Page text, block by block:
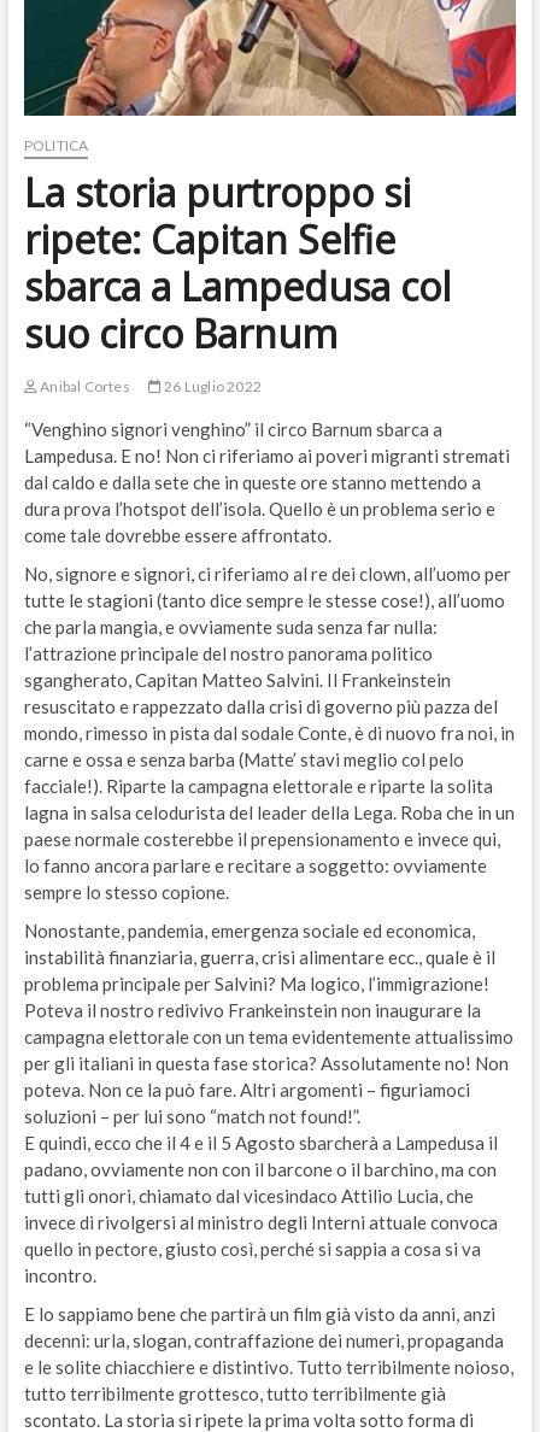
POLITICA
La storia purtroppo si
ripete: Capitan Selfie
sbarca a Lampedusa col
suo circo Barnum
Anibal Cortes 26 Luglio 2022
“Venghino signori venghino” il circo Barnum sbarca a
Lampedusa. E no! Non ci riferiamo ai poveri migranti stremati
dal caldo e dalla sete che in queste ore stanno mettendo a
dura prova l’hotspot dell’isola. Quello è un problema serio e
come tale dovrebbe essere affrontato.
No, signore e signori, ci riferiamo al re dei clown, all’uomo per
tutte le stagioni (tanto dice sempre le stesse cose!), all’uomo
che parla mangia, e ovviamente suda senza far nulla:
l’attrazione principale del nostro panorama politico
sgangherato, Capitan Matteo Salvini. Il Frankeinstein
resuscitato e rappezzato dalla crisi di governo più pazza del
mondo, rimesso in pista dal sodale Conte, è di nuovo fra noi, in
carne e ossa e senza barba (Matte’ stavi meglio col pelo
facciale!). Riparte la campagna elettorale e riparte la solita
lagna in salsa celodurista del leader della Lega. Roba che in un
paese normale costerebbe il prepensionamento e invece qui,
lo fanno ancora parlare e recitare a soggetto: ovviamente
sempre lo stesso copione.
Nonostante, pandemia, emergenza sociale ed economica,
instabilità finanziaria, guerra, crisi alimentare ecc., quale è il
problema principale per Salvini? Ma logico, l’immigrazione!
Poteva il nostro redivivo Frankeinstein non inaugurare la
campagna elettorale con un tema evidentemente attualissimo
per gli italiani in questa fase storica? Assolutamente no! Non
poteva. Non ce la può fare. Altri argomenti – figuriamoci
soluzioni – per lui sono “match not found!”.
E quindi, ecco che il 4 e il 5 Agosto sbarcherà a Lampedusa il
padano, ovviamente non con il barcone o il barchino, ma con
tutti gli onori, chiamato dal vicesindaco Attilio Lucia, che
invece di rivolgersi al ministro degli Interni attuale convoca
quello in pectore, giusto così, perché si sappia a cosa si va
incontro.
E lo sappiamo bene che partirà un film già visto da anni, anzi
decenni: urla, slogan, contraffazione dei numeri, propaganda
e le solite chiacchiere e distintivo. Tutto terribilmente noioso,
tutto terribilmente grottesco, tutto terribilmente già
scontato. La storia si ripete la prima volta sotto forma di